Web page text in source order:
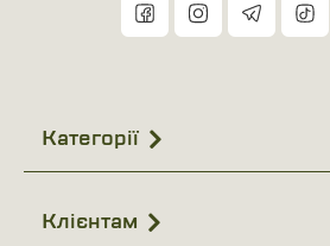
Категорії
Клієнтам